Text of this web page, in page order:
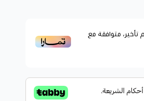
المصممان ليوفران لك تجربة دخول
دقائق دون الحاجة لفني.
متوافقة مع